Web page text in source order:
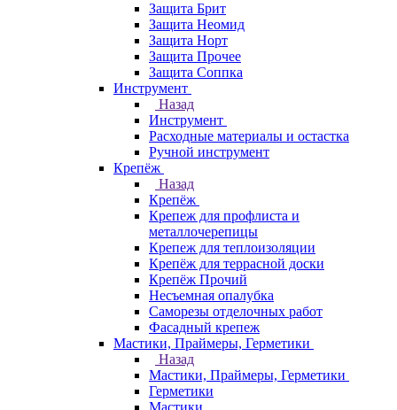
Защита Брит
Защита Неомид
Защита Норт
Защита Прочее
Защита Соппка
Инструмент
Назад
Инструмент
Расходные материалы и остастка
Ручной инструмент
Крепёж
Назад
Крепёж
Крепеж для профлиста и
металлочерепицы
Крепеж для теплоизоляции
Крепёж для террасной доски
Крепёж Прочий
Несъемная опалубка
Саморезы отделочных работ
Фасадный крепеж
Мастики, Праймеры, Герметики
Назад
Мастики, Праймеры, Герметики
Герметики
Мастики